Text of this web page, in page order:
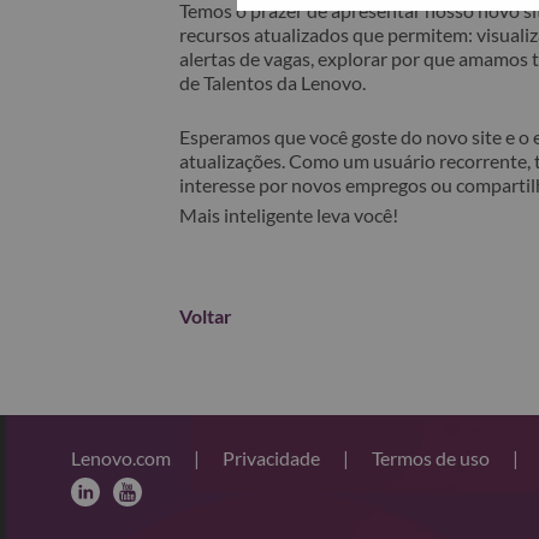
Temos o prazer de apresentar nosso novo
recursos atualizados que permitem:
alertas de vagas, explorar por que
de Talentos da Lenovo.
Esperamos que você goste do novo site e
atualizações. Como um usuário
interesse por novos empregos ou
Mais inteligente leva você!
Voltar
Lenovo.com | Privacidade | Termos de uso |